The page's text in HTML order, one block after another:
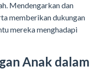
Mendengarkan dan
memberikan dukungan
mereka menghadapi
Anak dalam